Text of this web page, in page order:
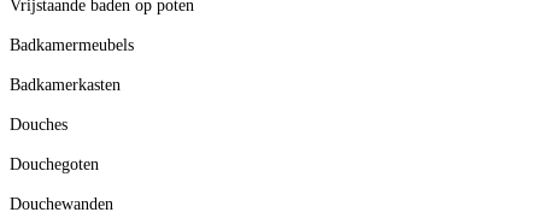
Vrijstaande baden op poten
Badkamermeubels
Badkamerkasten
Douches
Douchegoten
Douchewanden